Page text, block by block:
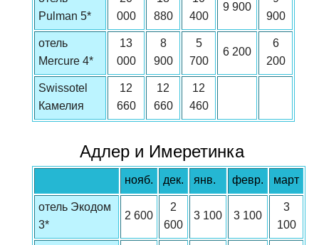
Pulman 5*
000
880
400
9 900
900
отель
Mercure 4*
13
000
8
900
5
700
6 200
6
200
Swissotel
Камелия
12
660
12
660
12
460
Адлер и Имеретинка
нояб. дек. янв. февр. март
отель Экодом
3*
2 600
2
600
3 100 3 100
3
100